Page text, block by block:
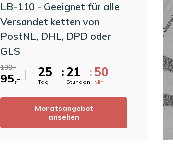
LB-110 - Geeignet für alle
Versandetiketten von
PostNL, DHL, DPD oder
GLS
139,-
95,- 25
Tag
: 21
Stunden
: 50
Min
Monatsangebot
ansehen